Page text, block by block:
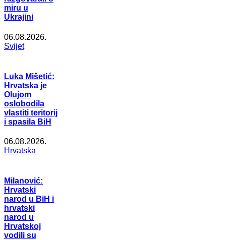
miru u
Ukrajini
06.08.2026.
Svijet
Luka Mišetić:
Hrvatska je
Olujom
oslobodila
vlastiti teritorij
i spasila BiH
06.08.2026.
Hrvatska
Milanović:
Hrvatski
narod u BiH i
hrvatski
narod u
Hrvatskoj
vodili su